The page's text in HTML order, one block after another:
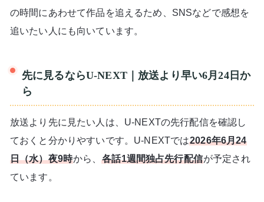
の時間にあわせて作品を追えるため、SNSなどで感想を
追いたい人にも向いています。
先に見るならU-NEXT｜放送より早い6月24日か
ら
放送より先に見たい人は、U-NEXTの先行配信を確認し
ておくと分かりやすいです。U-NEXTでは2026年6月24
日（水）夜9時から、各話1週間独占先行配信が予定され
ています。